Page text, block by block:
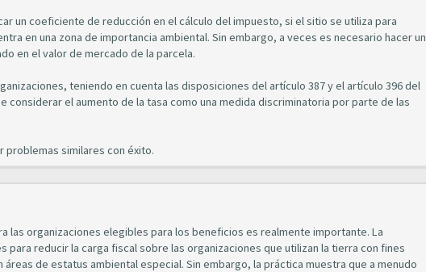
un coeficiente de reducción en el cálculo del impuesto, si el sitio se utiliza para
en una zona de importancia ambiental. Sin embargo, a veces es necesario hacer un
en el valor de mercado de la parcela.
teniendo en cuenta las disposiciones del artículo 387 y el artículo 396 del
considerar el aumento de la tasa como una medida discriminatoria por parte de las
problemas similares con éxito.
las organizaciones elegibles para los beneficios es realmente importante. La
para reducir la carga fiscal sobre las organizaciones que utilizan la tierra con fines
de estatus ambiental especial. Sin embargo, la práctica muestra que a menudo